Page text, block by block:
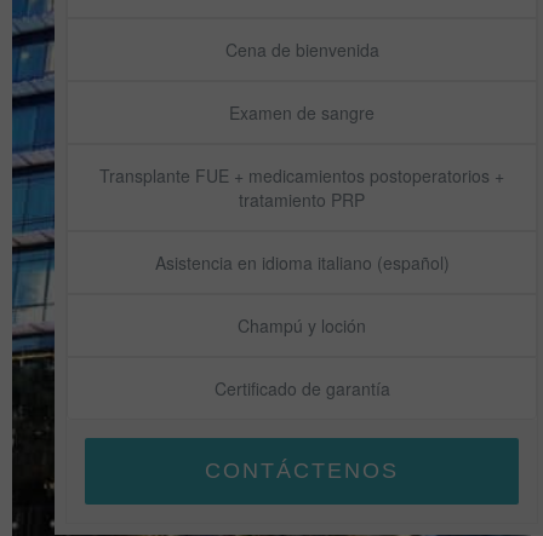
Cena de bienvenida
Examen de sangre
Transplante FUE + medicamientos postoperatorios +
tratamiento PRP
Asistencia en idioma italiano (español)
Champú y loción
Certificado de garantía
CONTÁCTENOS